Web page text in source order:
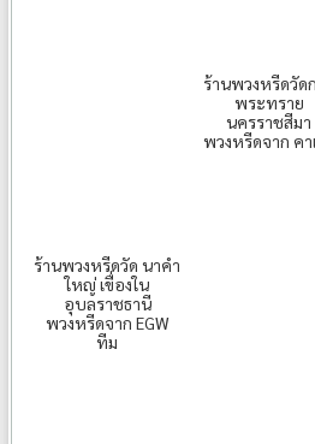
ร้านพวงหรีดวัด นาคำ
ใหญ่ เขื่องใน
อุบลราชธานี
พวงหรีดจาก EGW
ทีม
ร้านพวงหรีดวัด
พระทราย
นครราชสีมา
พวงหรีดจาก คา